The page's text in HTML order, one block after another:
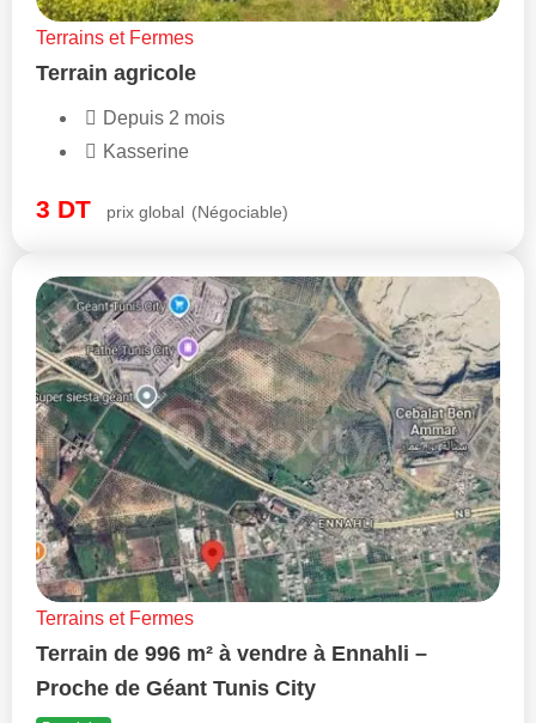
Terrains et Fermes
Terrain agricole
Depuis 2 mois
Kasserine
3 DT prix global (Négociable)
Terrains et Fermes
Terrain de 996 m² à vendre à Ennahli –
Proche de Géant Tunis City